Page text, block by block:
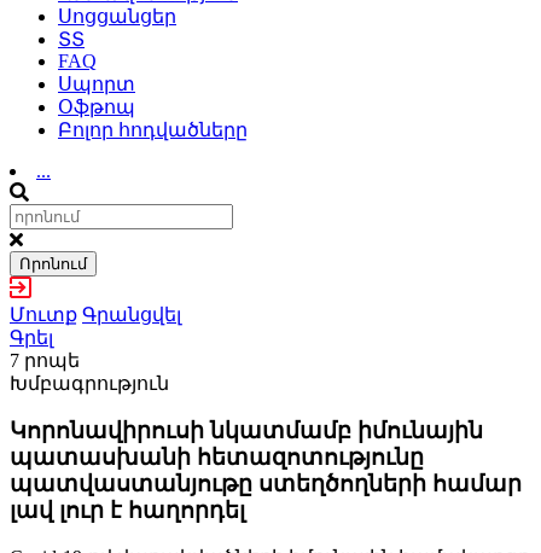
Սոցցանցեր
ՏՏ
FAQ
Սպորտ
Օֆթոպ
Բոլոր հոդվածները
...
Որոնում
Մուտք Գրանցվել
Գրել
7 րոպե
Խմբագրություն
Կորոնավիրուսի նկատմամբ իմունային
պատասխանի հետազոտությունը
պատվաստանյութը ստեղծողների համար
լավ լուր է հաղորդել